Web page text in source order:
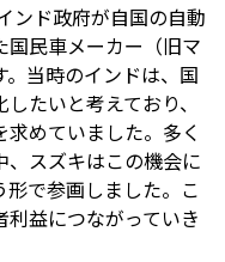
ンド政府が自国の自動
民車メーカー（旧マ
当時のインドは、国
たいと考えており、
めていました。多く
スズキはこの機会に
で参画しました。こ
益につながっていき